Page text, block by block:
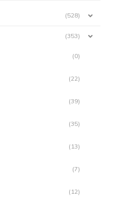
(528)
(353)
(0)
(22)
(39)
(35)
(13)
(7)
(12)